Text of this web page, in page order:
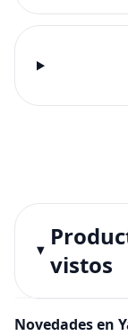
vistos
Novedades en